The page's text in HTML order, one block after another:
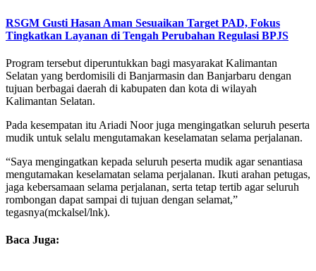
RSGM Gusti Hasan Aman Sesuaikan Target PAD, Fokus
Tingkatkan Layanan di Tengah Perubahan Regulasi BPJS
Program tersebut diperuntukkan bagi masyarakat Kalimantan
Selatan yang berdomisili di Banjarmasin dan Banjarbaru dengan
tujuan berbagai daerah di kabupaten dan kota di wilayah
Kalimantan Selatan.
Pada kesempatan itu Ariadi Noor juga mengingatkan seluruh peserta
mudik untuk selalu mengutamakan keselamatan selama perjalanan.
“Saya mengingatkan kepada seluruh peserta mudik agar senantiasa
mengutamakan keselamatan selama perjalanan. Ikuti arahan petugas,
jaga kebersamaan selama perjalanan, serta tetap tertib agar seluruh
rombongan dapat sampai di tujuan dengan selamat,”
tegasnya(mckalsel/lnk).
Baca Juga: